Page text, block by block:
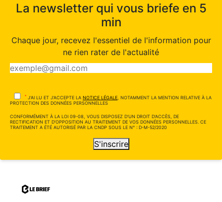
La newsletter qui vous briefe en 5
min
Chaque jour, recevez l'essentiel de l'information pour
ne rien rater de l'actualité
* J'AI LU ET J'ACCEPTE LA NOTICE LÉGALE , NOTAMMENT LA MENTION RELATIVE À LA
PROTECTION DES DONNÉES PERSONNELLES
CONFORMÉMENT À LA LOI 09-08, VOUS DISPOSEZ D'UN DROIT D'ACCÈS, DE
RECTIFICATION ET D'OPPOSITION AU TRAITEMENT DE VOS DONNÉES PERSONNELLES. CE
TRAITEMENT A ÉTÉ AUTORISÉ PAR LA CNDP SOUS LE N° : D-M-52/2020
S'inscrire